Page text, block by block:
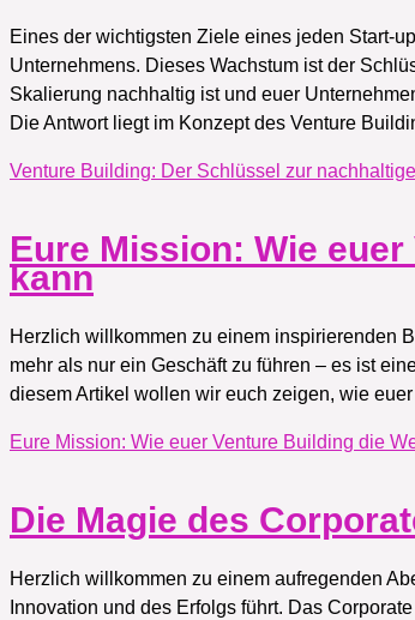
Eines der wichtigsten Ziele eines jeden Start-
Unternehmens. Dieses Wachstum ist der
Skalierung nachhaltig ist und euer
Die Antwort liegt im Konzept des Venture
Venture Building: Der Schlüssel zur
Eure Mission: Wie
kann
Herzlich willkommen zu einem inspirierenden
mehr als nur ein Geschäft zu führen – es ist
diesem Artikel wollen wir euch zeigen, wie
Eure Mission: Wie euer Venture Building die
Die Magie des
Herzlich willkommen zu einem aufregenden
Innovation und des Erfolgs führt. Das